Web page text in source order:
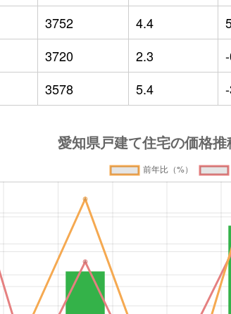
3752 4.4
3720 2.3
3578 5.4